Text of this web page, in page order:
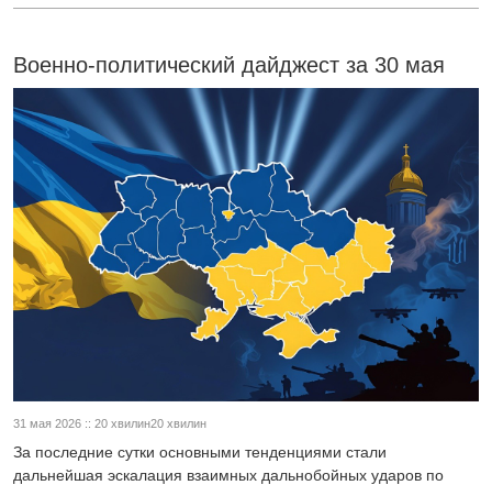
Военно-политический дайджест за 30 мая
31 мая 2026 :: 20 хвилин20 хвилин
За последние сутки основными тенденциями стали
дальнейшая эскалация взаимных дальнобойных ударов по